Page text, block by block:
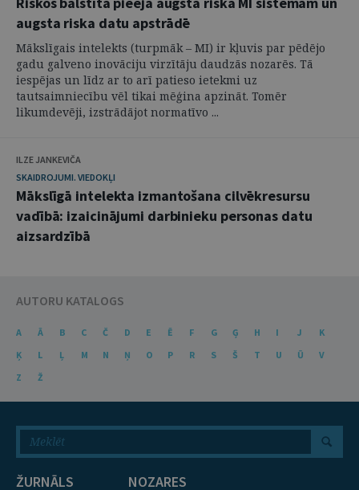
augsta riska datu apstrādē
Mākslīgais intelekts (turpmāk – MI) ir kļuvis par pēdējo
gadu galveno inovāciju virzītāju daudzās nozarēs. Tā
iespējas un līdz ar to arī patieso ietekmi uz
tautsaimniecību vēl tikai mēģina apzināt. Tomēr
likumdevēji, izstrādājot normatīvo ...
ILZE JANKEVIČA
SKAIDROJUMI. VIEDOKĻI
Mākslīgā intelekta izmantošana cilvēkresursu
vadībā: izaicinājumi darbinieku personas datu
aizsardzībā
AUTORU KATALOGS
A Ā B C Č D E Ē F G Ģ H I J
K
Ķ
L Ļ M N Ņ O P R S Š T U Ū
V
Z
Ž
ŽURNĀLS
NOZARES